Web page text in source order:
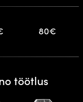
80€
töötlus